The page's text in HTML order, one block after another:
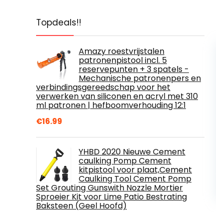
Topdeals!!
Amazy roestvrijstalen
patronenpistool incl. 5
reservepunten + 3 spatels -
Mechanische patronenpers en
verbindingsgereedschap voor het
verwerken van siliconen en acryl met 310
ml patronen | hefboomverhouding 12:1
€16.99
YHBD 2020 Nieuwe Cement
caulking Pomp Cement
kitpistool voor plaat,Cement
Caulking Tool Cement Pomp
Set Grouting Gunswith Nozzle Mortier
Sproeier Kit voor Lime Patio Bestrating
Baksteen (Geel Hoofd)